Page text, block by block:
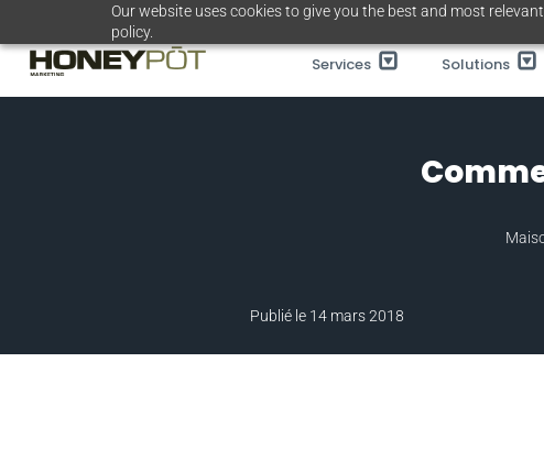
Our website uses cookies to give you the best and most
policy.
au
contenu
Services Solutions
Publié le 14 mars 2018